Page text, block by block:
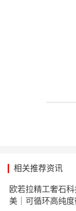
相关推荐资讯
欧若拉精工奢石
美｜可循环高纯